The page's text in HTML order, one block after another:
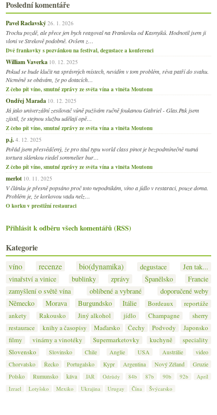
Poslední komentáře
Pavel Raclavský 26. 1. 2026
Trochu pozdě, ale přece jen bych reagoval na Frankovku od Kasnyiků. Hodnotil jsem ji
vloni ve Strekově podobně. Ovšem z…
Dvě frankovky s pozvánkou na festival, degustace a konferenci
William Vaverka 10. 12. 2025
Pokud se bude klučit na správných místech, nevidím v tom problém, réva patří do svahu.
Nicméně se obávám, že po dotacích…
Z čeho pít víno, smutné zprávy ze světa vína a viněta Moutonu
Ondřej Marada 10. 12. 2025
Já jako univerzální zesilovač vůně pužívám ručně foukanou Gabriel - Glas.Pak jsem
zjistil, že stejnou službu udělají opě…
Z čeho pít víno, smutné zprávy ze světa vína a viněta Moutonu
p.j. 4. 12. 2025
Pořád jsem přesvědčený, že pro titul typu world class pinot je bezpodmínečně nutná
tortura sklenkou riedel sommelier bur…
Z čeho pít víno, smutné zprávy ze světa vína a viněta Moutonu
merlot 10. 11. 2025
V článku je přesně popsáno proč toto nepodnikám, víno a jídlo v restaraci, pouze doma.
Problém je, že korkovou vadu nelz…
O korku v prestižní restauraci
Přihlásit k odběru všech komentářů (RSS)
Kategorie
víno recenze bio(dynamika) degustace
Jen tak...
vinařství a vinice
bublinky zprávy Španělsko
Francie
zamyšlení o světě vína
oblíbené a vybrané
doporučené weby
Německo
Morava Burgundsko Itálie Bordeaux
reportáže
ankety
Rakousko Jiný alkohol jídlo Champagne
sherry
restaurace
knihy a časopisy Maďarsko Čechy Podvody
Japonsko
filmy
vinárny a vinotéky Supermarketovky kuchyně
speciality
Slovensko
Slovinsko Chile Anglie USA Austrálie
video
Chorvatsko
Řecko Portugalsko Kypr Argentina Nový Zéland
Gruzie
Polsko
Rumunsko káva JAR Odrůdy 84b 87b 90b 92b
Apríl
Izrael
Lotyšsko Mexiko Ukrajina Urugay Čína Švýcarsko